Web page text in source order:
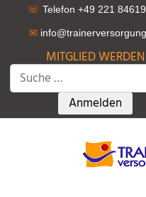
☏ Telefon +49 221
✉
MITGLIED WERDEN
Suchen
Type 2 or
Anmelden